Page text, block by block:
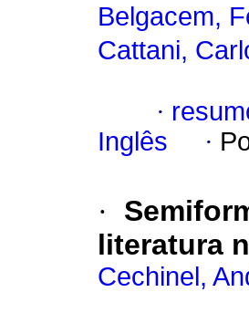
Belgacem,
Cattani,
·
Inglês
·
·
literatura
Cechinel,